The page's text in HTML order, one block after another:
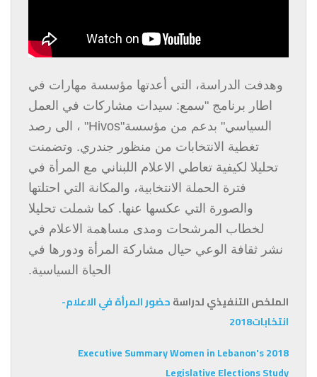
وهدفت الدراسة، التي أعدتها مؤسسة مهارات في
اطار برنامج "سمع: سيدات مشاركات في العمل
السياسي" بدعم من مؤسسة"Hivos" ، الى رصد
تغطية الانتخابات من منظور جندري. وتضمنت
تحليلا لكيفية تعاطي الاعلام اللبناني مع المرأة في
فترة الحملة الانتخابية، والمكانة التي احتلتها
والصورة التي عكسها عنها. كما شملت تحليلا
لخطاب المرشحات ومدى مساهمة الاعلام في
نشر ثقافة الوعي حيال مشاركة المرأة ودورها في
الحياة السياسية.
الملخص التنفيذي لدراسةحضور المرأة في الاعلام-
انتخابات2018
Executive Summary Women in Lebanon's 2018
Legislative Elections Study